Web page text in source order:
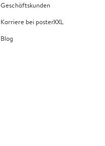
Geschäftskunden
Karriere bei posterXXL
Blog